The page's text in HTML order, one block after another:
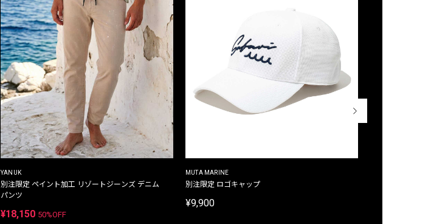
YANUK
別注限定 ペイント加工 リゾートジーンズ デニム
パンツ
¥18,150 50%OFF
MUTA MARINE
別注限定 ロゴキャップ
¥9,900